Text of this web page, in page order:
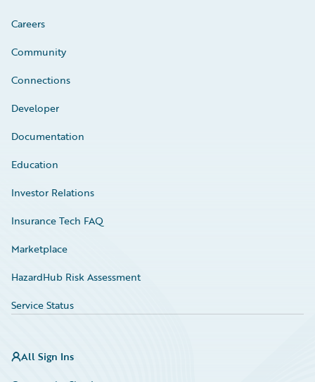
Careers
Community
Connections
Developer
Documentation
Education
Investor Relations
Insurance Tech FAQ
Marketplace
HazardHub Risk Assessment
Service Status
All Sign Ins